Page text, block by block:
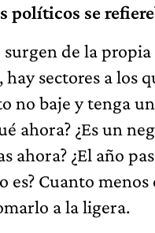
políticos se
surgen de la
sectores a los
no baje y tenga
ahora? ¿Es un
ahora? ¿El año
es? Cuanto menos
a la ligera.